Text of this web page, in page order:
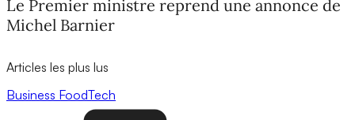
Le Premier ministre reprend une annonce de
Michel Barnier
Articles les plus lus
Business FoodTech